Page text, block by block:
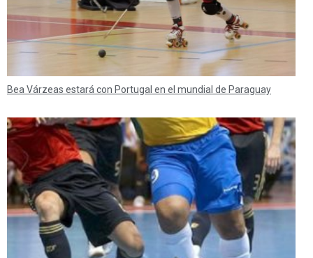
Bea Várzeas estará con Portugal en el mundial de Paraguay